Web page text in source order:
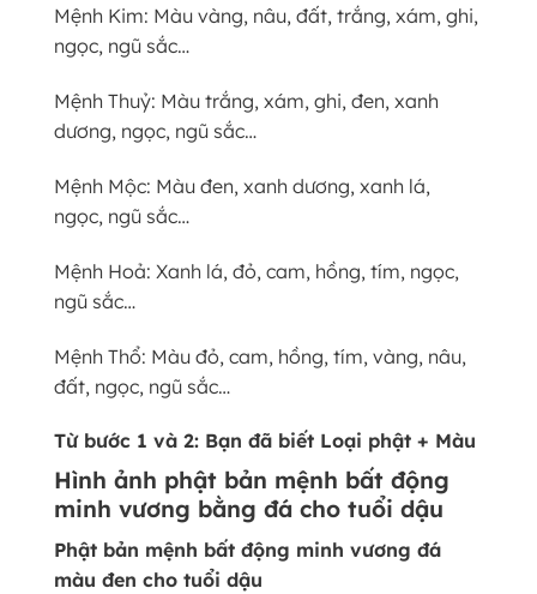
Mệnh Kim: Màu vàng, nâu, đất, trắng, xám, ghi,
ngọc, ngũ sắc…
Mệnh Thuỷ: Màu trắng, xám, ghi, đen, xanh
dương, ngọc, ngũ sắc…
Mệnh Mộc: Màu đen, xanh dương, xanh lá,
ngọc, ngũ sắc…
Mệnh Hoả: Xanh lá, đỏ, cam, hồng, tím, ngọc,
ngũ sắc…
Mệnh Thổ: Màu đỏ, cam, hồng, tím, vàng, nâu,
đất, ngọc, ngũ sắc…
Từ bước 1 và 2: Bạn đã biết Loại phật + Màu
Hình ảnh phật bản mệnh bất động
minh vương bằng đá cho tuổi dậu
Phật bản mệnh bất động minh vương đá
màu đen cho tuổi dậu